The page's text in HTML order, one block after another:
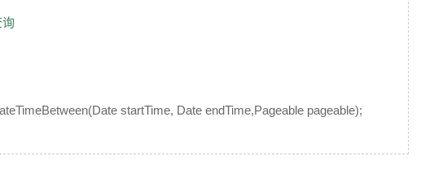
startTime, Date endTime,Pageable pageable);